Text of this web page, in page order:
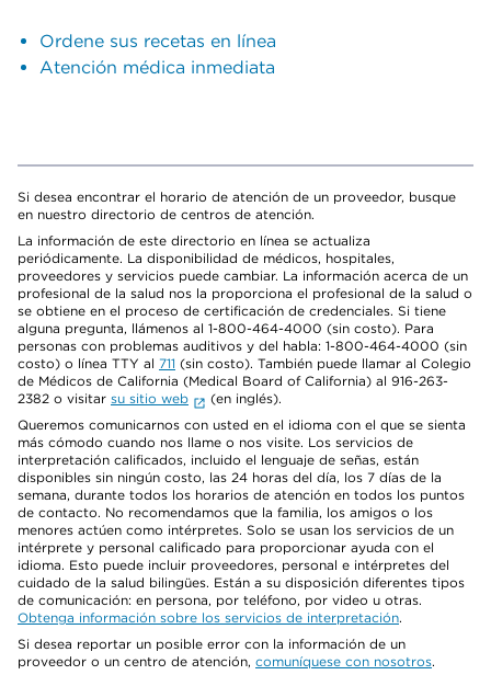
Ordene sus recetas en línea
Atención médica inmediata
Si desea encontrar el horario de atención de un proveedor, busque
en nuestro directorio de centros de atención.
La información de este directorio en línea se actualiza
periódicamente. La disponibilidad de médicos, hospitales,
proveedores y servicios puede cambiar. La información acerca de un
profesional de la salud nos la proporciona el profesional de la salud o
se obtiene en el proceso de certificación de credenciales. Si tiene
alguna pregunta, llámenos al 1-800-464-4000 (sin costo). Para
personas con problemas auditivos y del habla: 1-800-464-4000 (sin
costo) o línea TTY al 711 (sin costo). También puede llamar al Colegio
de Médicos de California (Medical Board of California) al 916-263-
2382 o visitar su sitio web
(en inglés).
Queremos comunicarnos con usted en el idioma con el que se sienta
más cómodo cuando nos llame o nos visite. Los servicios de
interpretación calificados, incluido el lenguaje de señas, están
disponibles sin ningún costo, las 24 horas del día, los 7 días de la
semana, durante todos los horarios de atención en todos los puntos
de contacto. No recomendamos que la familia, los amigos o los
menores actúen como intérpretes. Solo se usan los servicios de un
intérprete y personal calificado para proporcionar ayuda con el
idioma. Esto puede incluir proveedores, personal e intérpretes del
cuidado de la salud bilingües. Están a su disposición diferentes tipos
de comunicación: en persona, por teléfono, por video u otras.
Obtenga información sobre los servicios de interpretación.
Si desea reportar un posible error con la información de un
proveedor o un centro de atención, comuníquese con nosotros.